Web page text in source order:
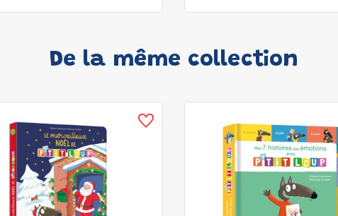
De la même collection